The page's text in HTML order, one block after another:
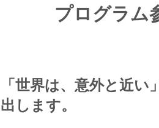
プログラム
「世界は、意外と近
出します。